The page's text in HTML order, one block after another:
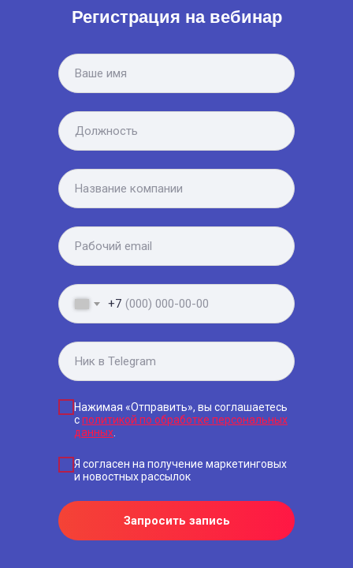
+7
Нажимая «Отправить», вы соглашаетесь
сполитикой по обработке персональных
данных
Я согласен на получение маркетинговых
и новостных рассылок
Запросить запись
Регистрация на вебинар